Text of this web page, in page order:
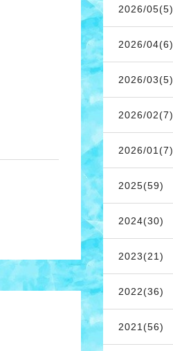
2026/05(5)
2026/04(6)
2026/03(5)
2026/02(7)
2026/01(7)
2025(59)
2024(30)
2023(21)
2022(36)
2021(56)